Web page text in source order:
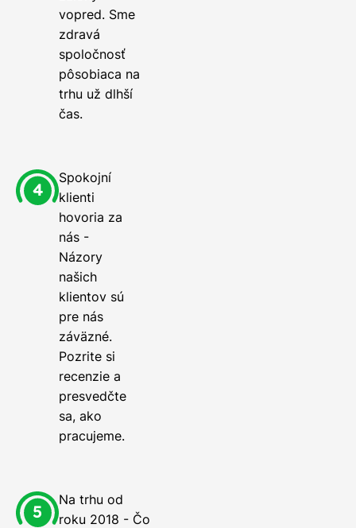
vopred. Sme
zdravá
spoločnosť
pôsobiaca na
trhu už dlhší
čas.
Spokojní
klienti
hovoria za
nás -
Názory
našich
klientov sú
pre nás
záväzné.
Pozrite si
recenzie a
presvedčte
sa, ako
pracujeme.
Na trhu od
roku 2018 - Čo